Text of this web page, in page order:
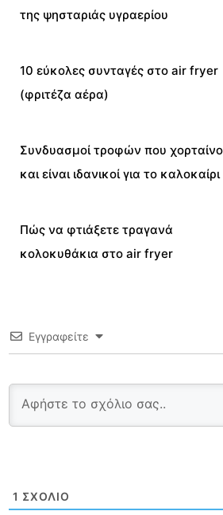
της ψησταριάς υγραερίου
10 εύκολες συνταγές στο air fryer
(φριτέζα αέρα)
Συνδυασμοί τροφών που
και είναι ιδανικοί για το καλοκαίρι
Πώς να φτιάξετε τραγανά
κολοκυθάκια στο air fryer
Εγγραφείτε
1 ΣΧΌΛΙΟ